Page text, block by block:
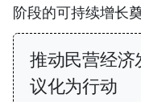
阶段的可持续增长
推动民营经
议化为行动